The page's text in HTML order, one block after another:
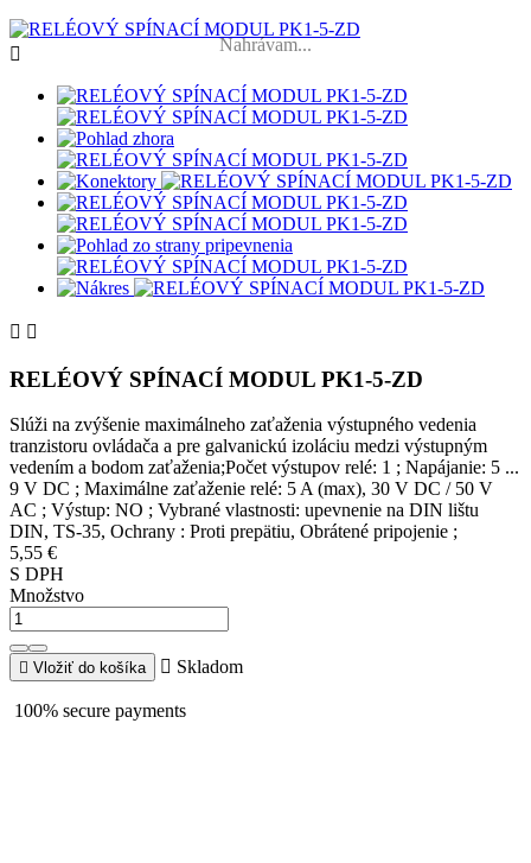
Nahrávam...

 
RELÉOVÝ SPÍNACÍ MODUL PK1-5-ZD
Slúži na zvýšenie maximálneho zaťaženia výstupného vedenia
tranzistoru ovládača a pre galvanickú izoláciu medzi výstupným
vedením a bodom zaťaženia;Počet výstupov relé: 1 ; Napájanie: 5 ...
9 V DC ; Maximálne zaťaženie relé: 5 A (max), 30 V DC / 50 V
AC ; Výstup: NO ; Vybrané vlastnosti: upevnenie na DIN lištu
DIN, TS-35, Ochrany : Proti prepätiu, Obrátené pripojenie ;
5,55 €
S DPH
Množstvo
 Vložiť do košíka  Skladom
100% secure payments